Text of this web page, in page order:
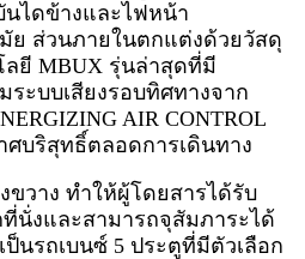
นไดข้างและไฟหน้า
ย ส่วนภายในตกแต่งด้วยวัสดุ
ยี MBUX รุ่นล่าสุดที่มี
มระบบเสียงรอบทิศทางจาก
AIR CONTROL
บริสุทธิ์ตลอดการเดินทาง
วาง ทำให้ผู้โดยสารได้รับ
นั่งและสามารถจุสัมภาระได้
ป็นรถเบนซ์ 5 ประตูที่มีตัวเลือก